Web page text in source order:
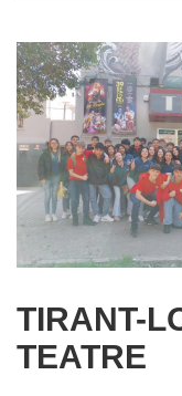
TIRANT-
TEATRE